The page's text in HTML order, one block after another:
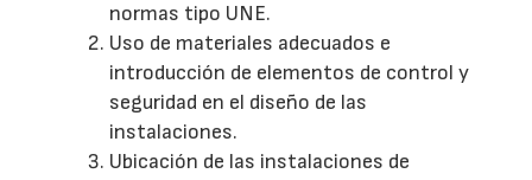
normas tipo UNE.
Uso de materiales adecuados e
introducción de elementos de control y
seguridad en el diseño de las
instalaciones.
Ubicación de las instalaciones de